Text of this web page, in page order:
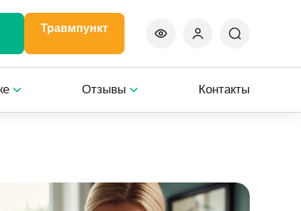
Травмпункт
Отзывы Контакты